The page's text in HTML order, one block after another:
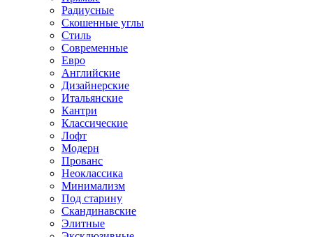
Радиусные
Скошенные углы
Стиль
Современные
Евро
Английские
Дизайнерские
Итальянские
Кантри
Классические
Лофт
Модерн
Прованс
Неоклассика
Минимализм
Под старину
Скандинавские
Элитные